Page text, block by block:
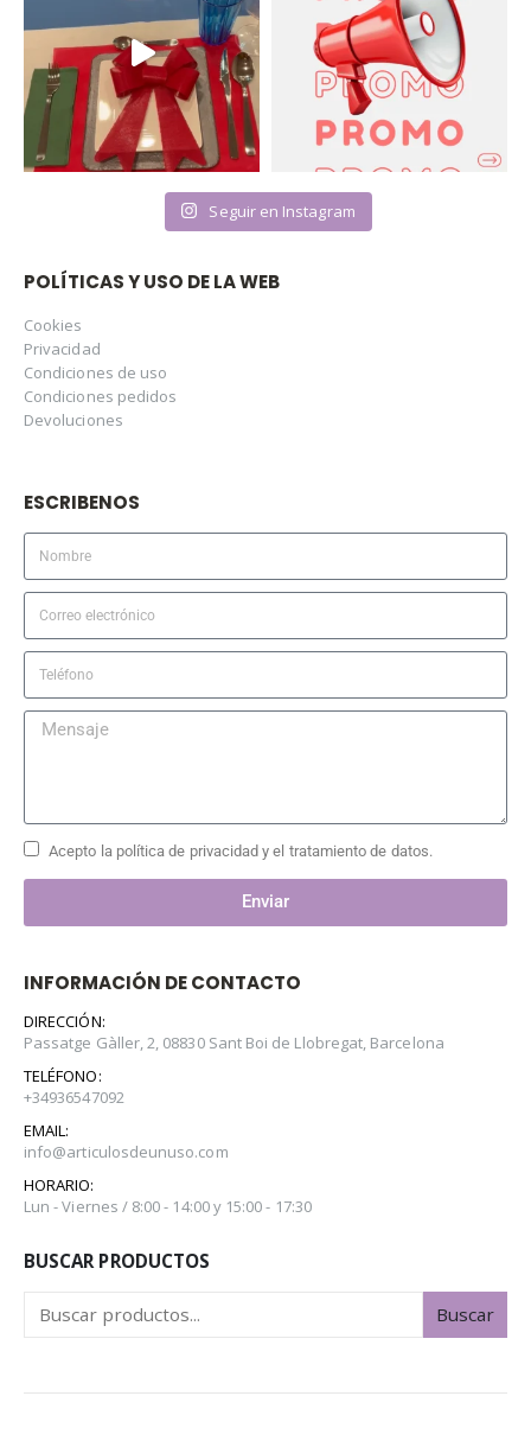
Seguir en Instagram
POLÍTICAS Y USO DE LA WEB
Cookies
Privacidad
Condiciones de uso
Condiciones pedidos
Devoluciones
ESCRIBENOS
Acepto la política de privacidad y el tratamiento de datos.
Enviar
INFORMACIÓN DE CONTACTO
DIRECCIÓN:
Passatge Gàller, 2, 08830 Sant Boi de Llobregat, Barcelona
TELÉFONO:
+34936547092
EMAIL:
info@articulosdeunuso.com
HORARIO:
Lun - Viernes / 8:00 - 14:00 y 15:00 - 17:30
BUSCAR PRODUCTOS
Buscar